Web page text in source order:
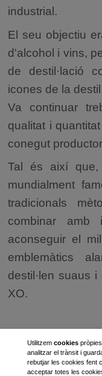
industrial.
El seu objectiu
d'alcohol i vins,
de destil·lació
icones de la
Va continuar
qualitat i
conegut
Tal és així
mundialment
tradicionals
combinar amb
aconseguir el
emblemàtics
destil·len suaus
XO.
Utilitzem cookiespròpies
analitzar el trànsit i
rebutjar les cookies fent
acceptar totes les